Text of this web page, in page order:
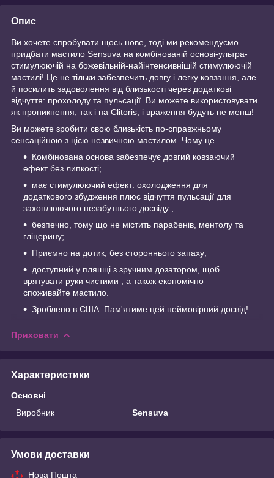
Опис
Ви хочете спробувати щось нове, тоді ми рекомендуємо
придбати мастило Sensuva на комбінованій основі-ультра-
стимулюючій на божевільній-найінтенсивнішій стимулюючій
мастилі! Це не тільки забезпечить довгу і легку ковзання, але
й посилить задоволення від близькості через додаткові
відчуття: прохолоду та пульсації. Ви можете використовувати
як проникнення, так і на Clitoris, і враження будуть не менш!
Ви можете зробити свою близькість по-справжньому
сенсаційною з цією незвичною мастилом. Чому це
Комбінована основа забезпечує довгий ковзаючий
ефект без липкості;
має стимулюючий ефект: охолодження для
додаткового збудження плюс відчуття пульсації для
захоплюючого незабутнього досвіду ;
безпечно, тому що не містить парабенів, ментолу та
гліцерину;
Приємно на дотик, без стороннього запаху;
доступний у пляшці з зручним дозатором, щоб
врятувати руки чистими , а також економічно
споживайте мастило.
Зроблено в США. Пам'ятиме цей неймовірний досвід!
Приховати
Характеристики
Основні
Виробник
Sensuva
Умови доставки
Нова Пошта